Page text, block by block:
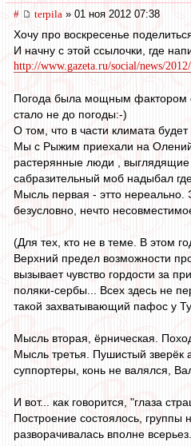
# terpila » 01 ноя 2012 07:38
Хочу про воскресенье
И начну с этой ссылочки, где
http://www.gazeta.ru/social/news/
Погода была мощным фактором
стало не до погоды:-)
О том, что в части климата
Мы с Рыжим приехали на Олений
растерянные люди ,
сабразительный моб надыбал
Мысль первая - этто нереально.
безусловно, нечто
(Для тех, кто не в теме. В этом
Верхний предел возможности
вызывает чувство гордости за
поляки-сербы... Всех здесь не
такой захватывающий пафос у
Мысль вторая, ёрническая.
Мысль третья. Пушистый зверёк
суппортеры, конь не валялся,
И вот... как говорится, "глаза
Построение состоялось,
разворачивалась вполне